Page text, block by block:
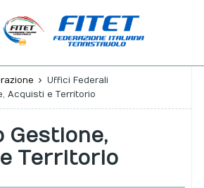
La Federazione
e Tesseramento
Giustizia
Uffici Federali
Acquisti e Territorio
Gestione,
Territorio